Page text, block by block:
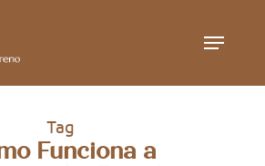
Menu
Tag
Funciona a